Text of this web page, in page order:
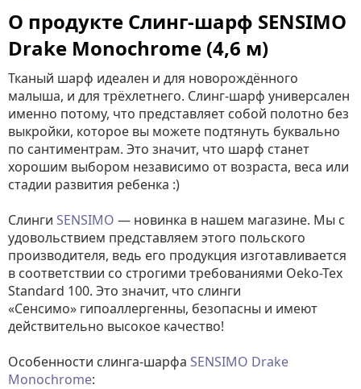
О продукте Слинг-шарф SENSIMO
Drake Monochrome (4,6 м)
Тканый шарф идеален и для новорождённого
малыша, и для трёхлетнего. Слинг-шарф универсален
именно потому, что представляет собой полотно без
выкройки, которое вы можете подтянуть буквально
по сантиментрам. Это значит, что шарф станет
хорошим выбором независимо от возраста, веса или
стадии развития ребенка :)
Слинги SENSIMO — новинка в нашем магазине. Мы с
удовольствием представляем этого польского
производителя, ведь его продукция изготавливается
в соответствии со строгими требованиями Oeko-Tex
Standard 100. Это значит, что слинги
«Сенсимо» гипоаллергенны, безопасны и имеют
действительно высокое качество!
Особенности слинга-шарфа SENSIMO Drake
Monochrome: